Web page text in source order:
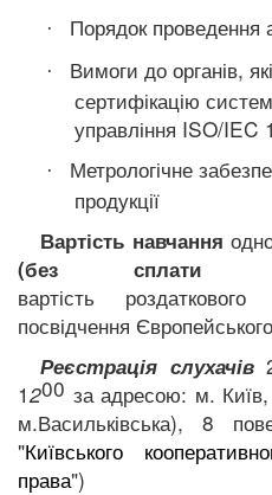
· Порядок проведення
·
Вимоги до органів,
сертифікацію систем
управління ISO/IEC
·
Метрологічне
продукції
Вартість навчання
(без сплати
вартість
посвідчення
Реєстрація слухачів
1200 за адресою: м. Київ,
м.Васильківська), 8
"Київського
права")